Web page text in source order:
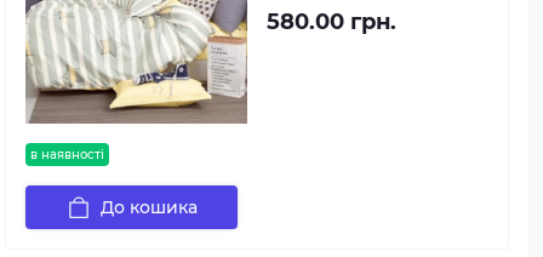
в наявності
580.00 грн.
До кошика